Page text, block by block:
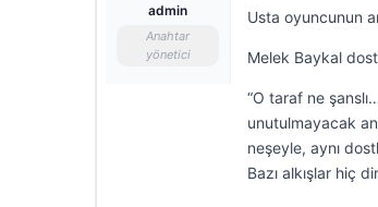
admin
Anahtar
yönetici
Usta oyuncunun
Melek Baykal
“O taraf ne
unutulmayacak
neşeyle, aynı
Bazı alkışlar hiç